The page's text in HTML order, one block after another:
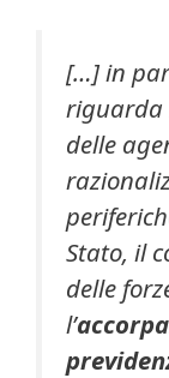
[…] in
riguarda
delle
Stato, il
delle
l’